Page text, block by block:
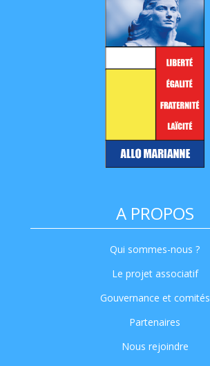
A PROPOS
Qui sommes-nous ?
Le projet associatif
Gouvernance et comités
Partenaires
Nous rejoindre